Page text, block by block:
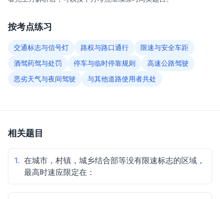
按考点练习
交通标志与信号灯 路权与路口通行
限速与安全车距
酒驾药驾与处罚
停车与临时停靠规则
高速公路驾驶
恶劣天气与夜间驾驶
与其他道路使用者共处
相关题目
1. 在城市，村镇，城乡结合部等没有限速标志的区域，
最高时速应限定在：